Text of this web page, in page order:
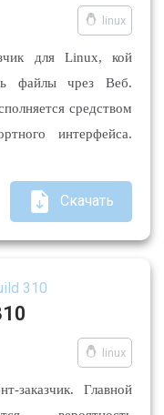
linux
для Linux, кой
файлы чрез Веб.
средством
интерфейса.
Скачать
linux
заказчик. Главной